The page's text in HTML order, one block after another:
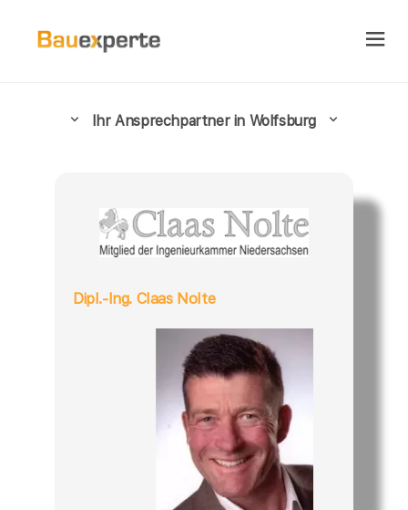
Ihr Ansprechpartner in Wolfsburg
Dipl.-Ing. Claas Nolte